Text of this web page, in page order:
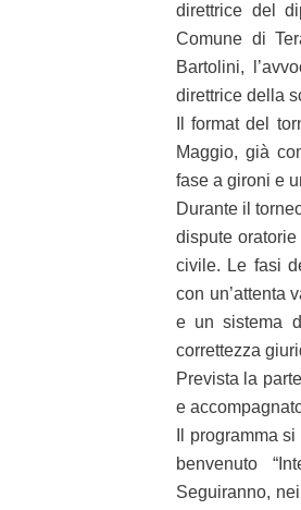
direttrice del
Comune di
Bartolini,
direttrice della
Il format del
Maggio, già
fase a gironi e
Durante il
dispute
civile. Le fasi
con un’attenta
e un sistema
correttezza
Prevista la
e
Il programma
benvenuto
Seguiranno,